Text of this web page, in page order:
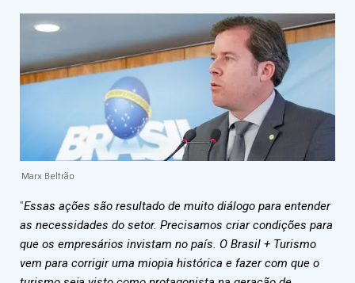
Marx Beltrão
"Essas ações são resultado de muito diálogo para entender
as necessidades do setor. Precisamos criar condições para
que os empresários invistam no país. O Brasil + Turismo
vem para corrigir uma miopia histórica e fazer com que o